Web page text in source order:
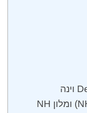
מלון NH ויין סיטי (NH Wien City) ומלון NH